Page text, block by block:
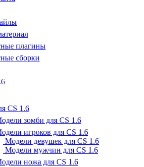
плагины
сборки
CS 1.6
зомби для CS 1.6
игроков для CS 1.6
Модели девушек для CS 1.6
Модели мужчин для CS 1.6
ножа для CS 1.6